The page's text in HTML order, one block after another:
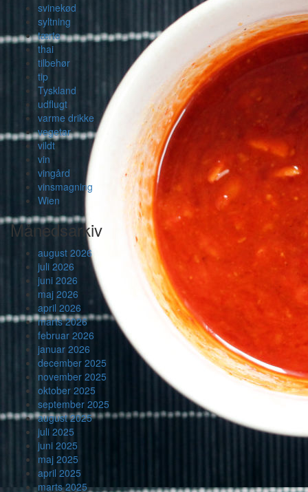
svinekød
syltning
tærte
thai
tilbehør
tip
Tyskland
udflugt
varme drikke
vegetar
vildt
vin
vingård
vinsmagning
Wien
Månedsarkiv
august 2026
juli 2026
juni 2026
maj 2026
april 2026
marts 2026
februar 2026
januar 2026
december 2025
november 2025
oktober 2025
september 2025
august 2025
juli 2025
juni 2025
maj 2025
april 2025
marts 2025